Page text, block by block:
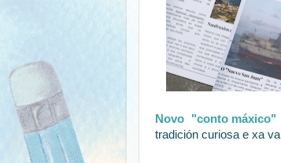
Novo "conto máxico"
tradición curiosa e xa